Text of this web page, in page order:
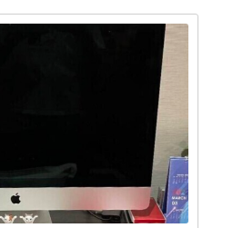
ารถ รับจำนำโทรศัพท์ Vivo / Google
จำนำได้ราคาดี ก่อนนำมือถือมารับ
อรุ่นเรือธง สภาพเครื่องดี หน้าจอไม่
(กล่อง สาย ชาร์จ) ไม่ติดล็อก iCloud
าจำนำก็ยิ่งสูงค่ะ รับจำนำโทรศัพท์ที่
เราให้บริการ รับจำนำโทรศัพท์
ฟรี✔ ให้ราคาตามตลาดจริง✔ ไม่กด
พร้าว แจ้งวัฒนะ สีลม รัชดา บางแค
ล21อโศก บริการครอบคลุมพื้นที่
แค รามอินทรา บางนา จำนำพลัส
ที่เชื่อถือได้ในกรุงเทพฯ โทรศัพท์ มือ
รัพย์มีค่าอื่น ๆ ทำไมเลือก รับจำนำพลัส
นด่วน เราที่ รับจำนำพลัส ให้บริการรับ
จร — ไม่ว่าจะเป็น โทรศัพท์มือถือ
พย์มีค่าอื่น ๆ — พร้อมประเมินราคาอย่าง
รวดเร็วภายในไม่กี่นาที เรามีมาตรฐาน
ชื่อถือได้ การดูแลสินค้าทุกชิ้นอย่างดี
ปลอดภัยครบครัน ทีมงานเชี่ยวชาญ
ได้รับเงินจริงทันที ไม่ต้องรอนาน การ